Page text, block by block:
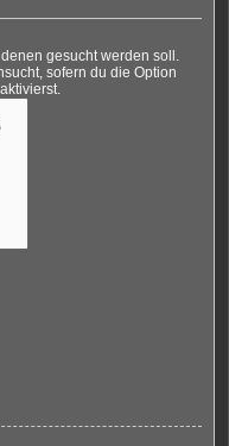
gesucht werden soll.
sofern du die Option